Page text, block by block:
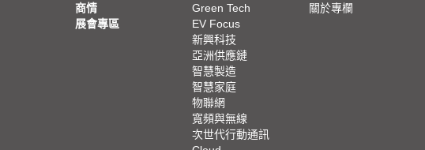
商情
展會專區
Green Tech
EV Focus
新興科技
亞洲供應鏈
智慧製造
智慧家庭
物聯網
寬頻與無線
次世代行動通訊
關於專欄